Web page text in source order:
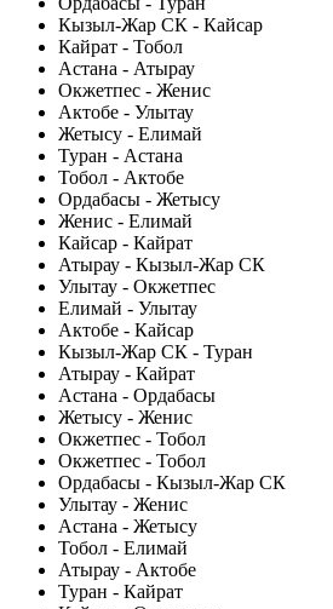
Кызыл-Жар СК - Кайсар
Кайрат - Тобол
Астана - Атырау
Окжетпес - Женис
Актобе - Улытау
Жетысу - Елимай
Туран - Астана
Тобол - Актобе
Ордабасы - Жетысу
Женис - Елимай
Кайсар - Кайрат
Атырау - Кызыл-Жар СК
Улытау - Окжетпес
Елимай - Улытау
Актобе - Кайсар
Кызыл-Жар СК - Туран
Атырау - Кайрат
Астана - Ордабасы
Жетысу - Женис
Окжетпес - Тобол
Окжетпес - Тобол
Ордабасы - Кызыл-Жар СК
Улытау - Женис
Астана - Жетысу
Тобол - Елимай
Атырау - Актобе
Туран - Кайрат